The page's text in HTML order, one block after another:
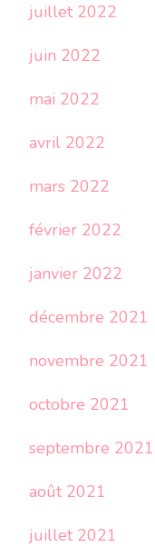
juillet 2022
juin 2022
mai 2022
avril 2022
mars 2022
février 2022
janvier 2022
décembre 2021
novembre 2021
octobre 2021
septembre 2021
août 2021
juillet 2021